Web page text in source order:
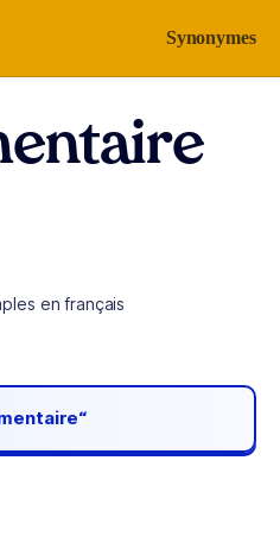
Synonymes
en français